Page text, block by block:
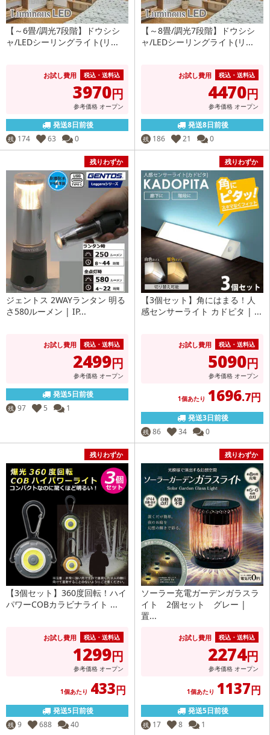
【～6畳/調光7段階】ドウシシ
ャ/LEDシーリングライト(リ...
お試し費用 税込・送料込
3970円
参考価格 オープン
発送8日前後
残 174 63 0
【～8畳/調光7段階】ドウシシ
ャ/LEDシーリングライト(リ...
お試し費用 税込・送料込
4470円
参考価格 オープン
発送8日前後
残 186 21 0
残りわずか
ジェントス 2WAYランタン 明る
さ580ルーメン | IP...
お試し費用 税込・送料込
2499円
参考価格 オープン
発送5日前後
残 97 5 1
残りわずか
【3個セット】角にはまる！人
感センサーライト カドピタ | ...
お試し費用 税込・送料込
5090円
参考価格 オープン
1個あたり 1696.7円
発送3日前後
残 86 34 0
残りわずか
【3個セット】360度回転！ハイ
パワーCOBカラビナライト ...
お試し費用 税込・送料込
1299円
参考価格 オープン
1個あたり 433円
発送5日前後
残 9 688 40
残りわずか
ソーラー充電ガーデンガラスラ
イト 2個セット グレー |
置...
お試し費用 税込・送料込
2274円
参考価格 オープン
1個あたり 1137円
発送5日前後
残 17 8 1